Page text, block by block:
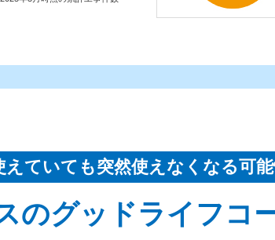
えていても突然使えなくなる可能
のグッドライフコ